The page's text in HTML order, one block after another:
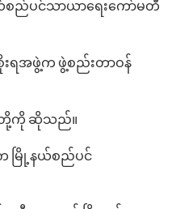
စည်ပင်သာယာ‌ရေးကော်မတီ
းရအဖွဲ့က ဖွဲ့စည်းတာဝန်
တို့ကို ဆိုသည်။
မြို့နယ်စည်ပင်